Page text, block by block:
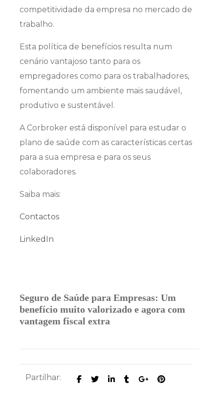
competitividade da empresa no mercado de
trabalho.
Esta política de benefícios resulta num
cenário vantajoso tanto para os
empregadores como para os trabalhadores,
fomentando um ambiente mais saudável,
produtivo e sustentável.
A Corbroker está disponível para estudar o
plano de saúde com as características certas
para a sua empresa e para os seus
colaboradores.
Saiba mais:
Contactos
LinkedIn
Seguro de Saúde para Empresas: Um
benefício muito valorizado e agora com
vantagem fiscal extra
Partilhar: